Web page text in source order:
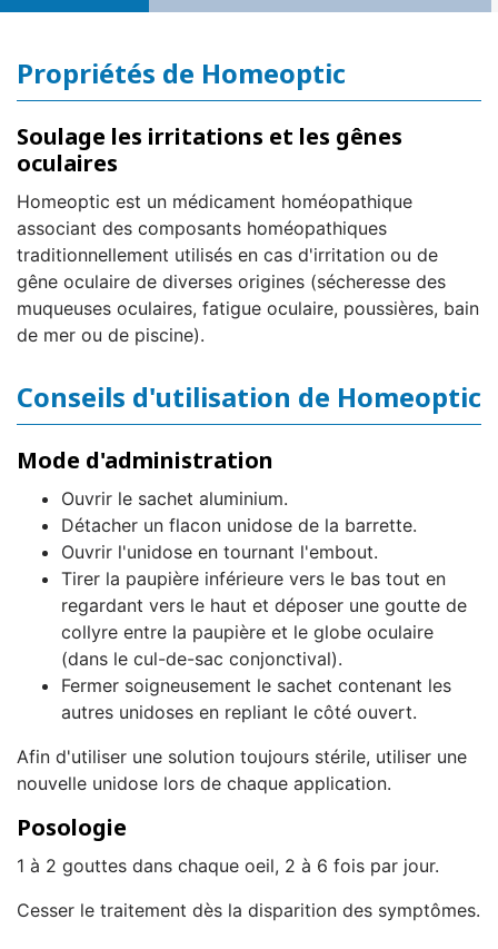
Propriétés de Homeoptic
Soulage les irritations et les gênes
oculaires
Homeoptic est un médicament homéopathique
associant des composants homéopathiques
traditionnellement utilisés en cas d'irritation ou de
gêne oculaire de diverses origines (sécheresse des
muqueuses oculaires, fatigue oculaire, poussières, bain
de mer ou de piscine).
Conseils d'utilisation de Homeoptic
Mode d'administration
Ouvrir le sachet aluminium.
Détacher un flacon unidose de la barrette.
Ouvrir l'unidose en tournant l'embout.
Tirer la paupière inférieure vers le bas tout en
regardant vers le haut et déposer une goutte de
collyre entre la paupière et le globe oculaire
(dans le cul-de-sac conjonctival).
Fermer soigneusement le sachet contenant les
autres unidoses en repliant le côté ouvert.
Afin d'utiliser une solution toujours stérile, utiliser une
nouvelle unidose lors de chaque application.
Posologie
1 à 2 gouttes dans chaque oeil, 2 à 6 fois par jour.
Cesser le traitement dès la disparition des symptômes.